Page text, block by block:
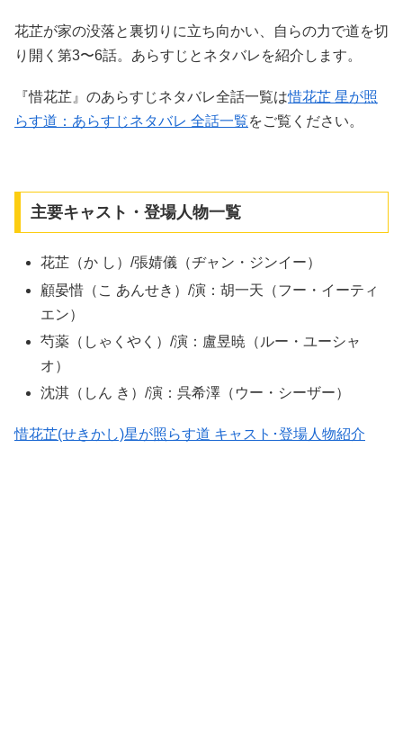
花芷が家の没落と裏切りに立ち向かい、自らの力で道を切
り開く第3〜6話。あらすじとネタバレを紹介します。
『惜花芷』のあらすじネタバレ全話一覧は惜花芷 星が照
らす道：あらすじネタバレ 全話一覧をご覧ください。
主要キャスト・登場人物一覧
花芷（か し）/張婧儀（ヂャン・ジンイー）
顧晏惜（こ あんせき）/演：胡一天（フー・イーティ
エン）
芍薬（しゃくやく）/演：盧昱暁（ルー・ユーシャ
オ）
沈淇（しん き）/演：呉希澤（ウー・シーザー）
惜花芷(せきかし)星が照らす道 キャスト･登場人物紹介